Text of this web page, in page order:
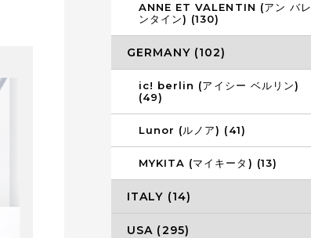
ANNE ET VALENTIN (アン バレ
ンタイン) (130)
GERMANY (102)
ic! berlin (アイシー ベルリン)
(49)
Lunor (ルノア) (41)
MYKITA (マイキータ) (13)
ITALY (14)
USA (295)